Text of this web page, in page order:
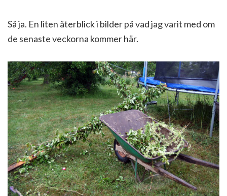
Så ja. En liten återblick i bilder på vad jag varit med om
de senaste veckorna kommer här.